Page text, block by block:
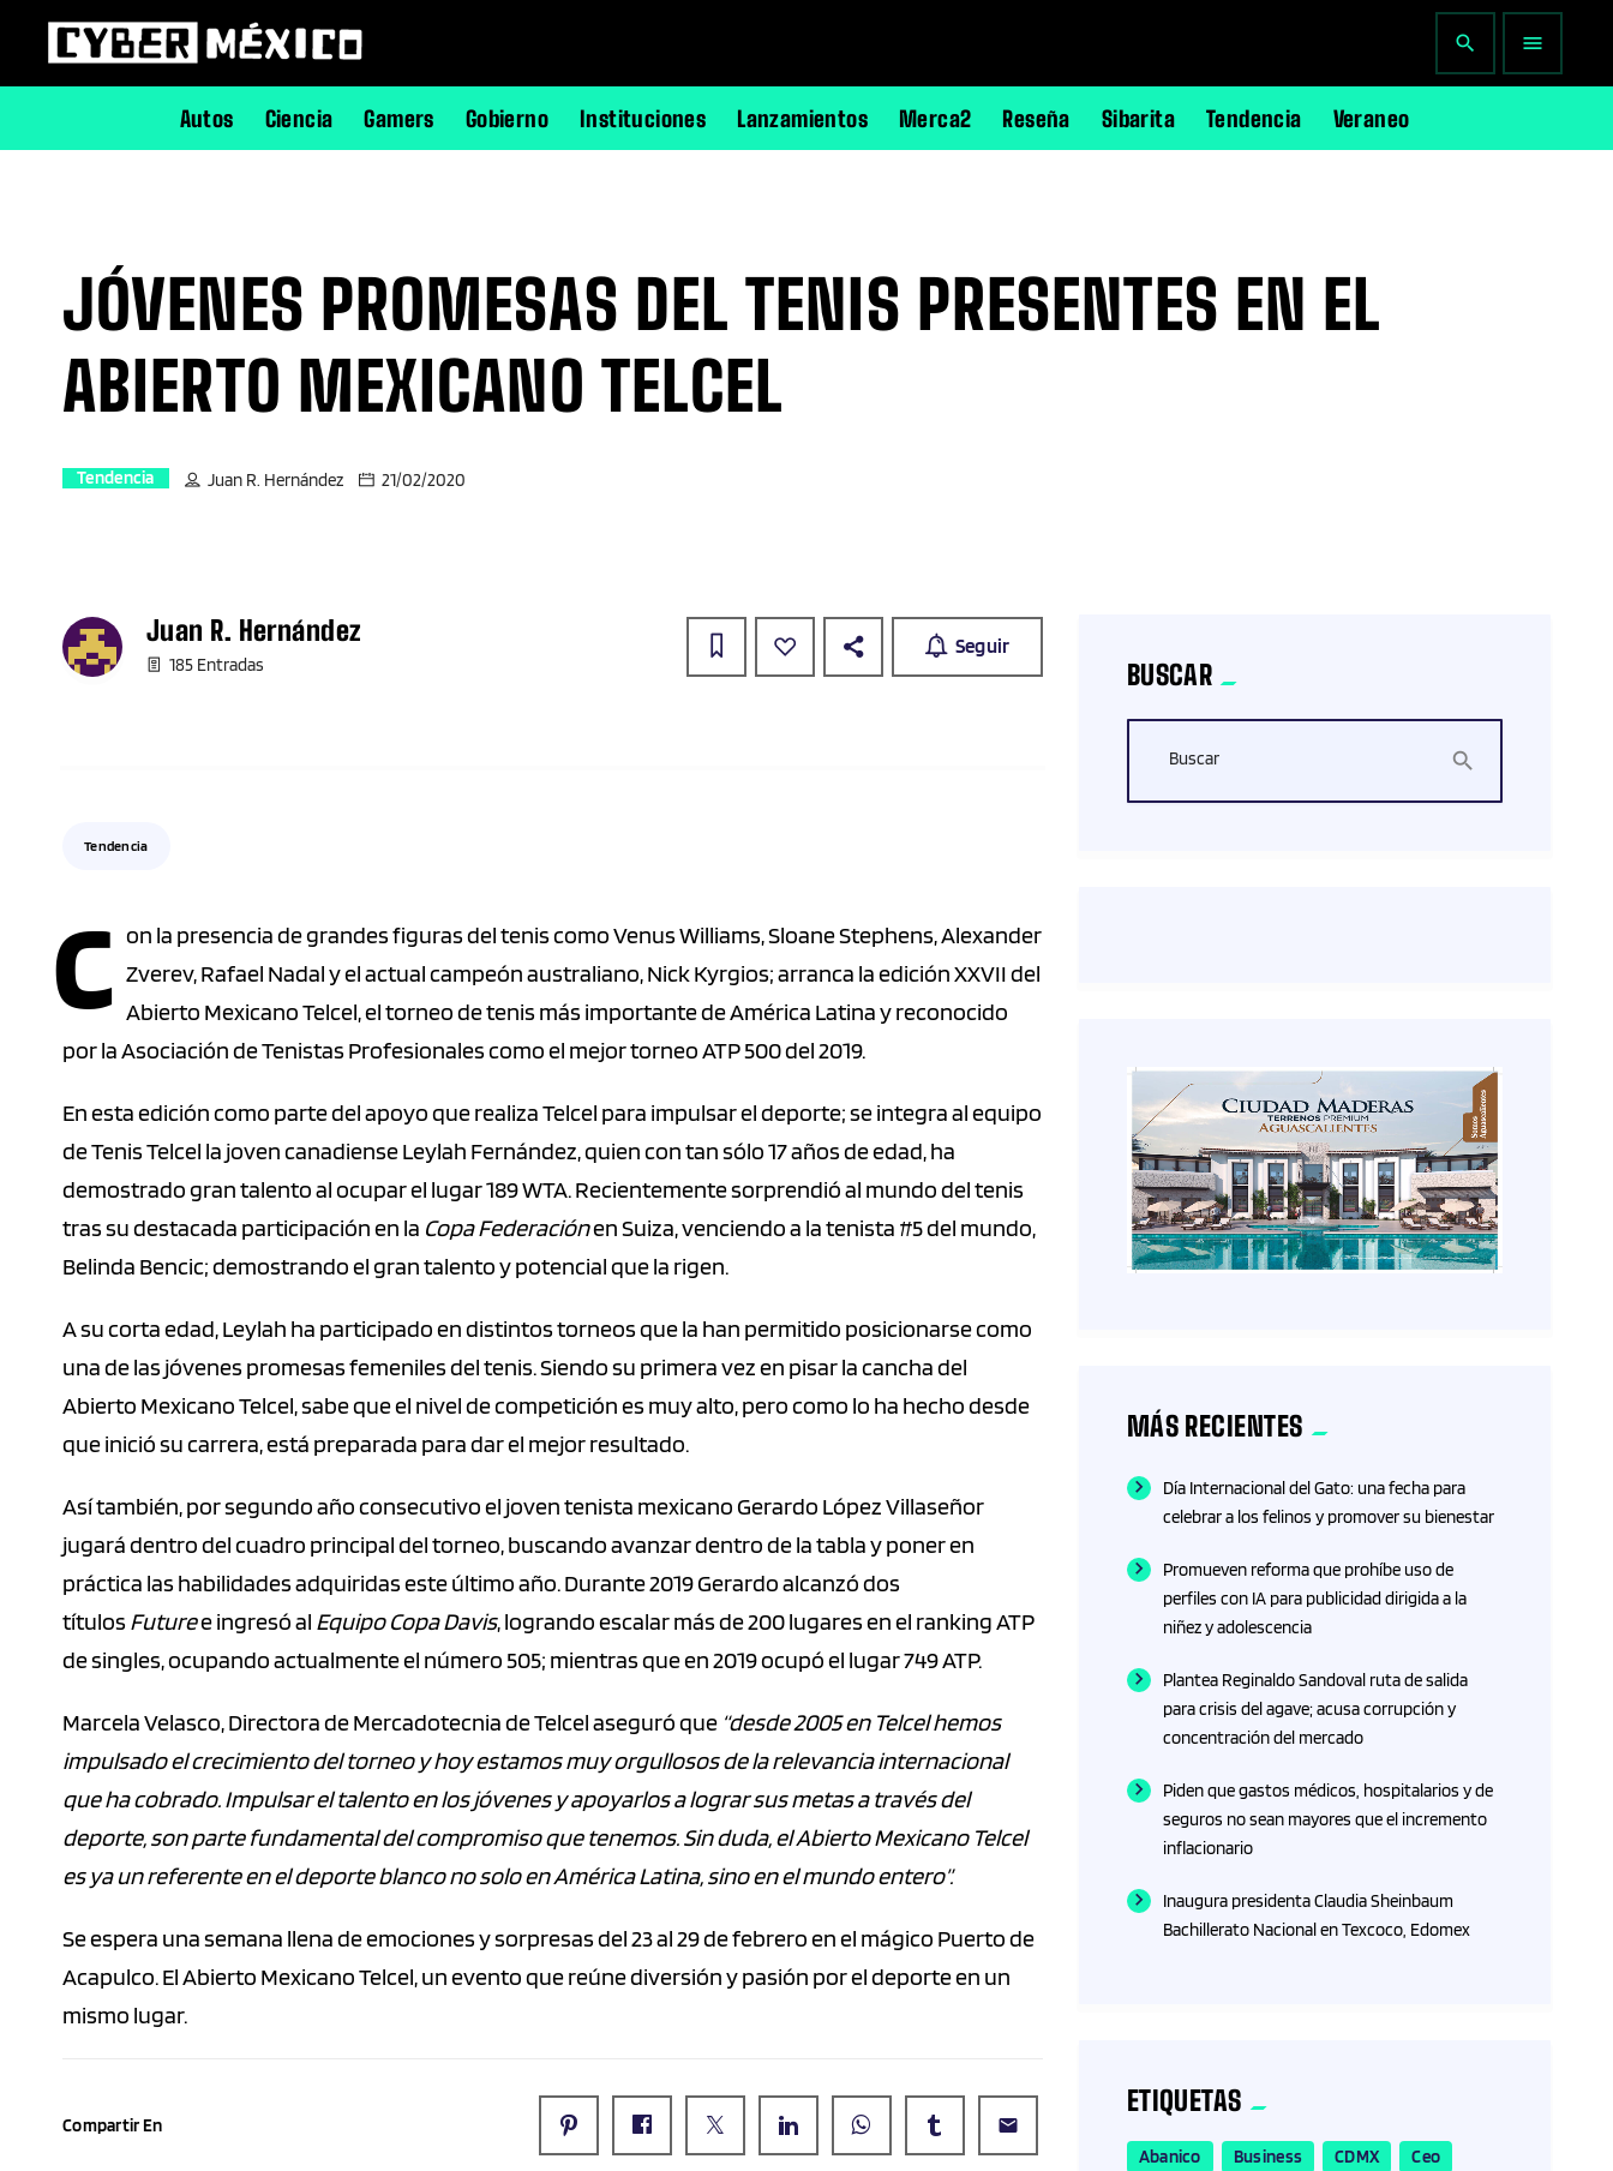
Autos Ciencia Gamers Gobierno Instituciones Lanzamientos Merca2 Reseña Sibarita Tendencia Veraneo
search menu
JÓVENES PROMESAS DEL TENIS PRESENTES EN EL
ABIERTO MEXICANO TELCEL
Tendencia Juan R. Hernández 21/02/2020
Juan R. Hernández
185 Entradas
Seguir
Tendencia
C on la presencia de grandes figuras del tenis como Venus Williams, Sloane Stephens, Alexander
Zverev, Rafael Nadal y el actual campeón australiano, Nick Kyrgios; arranca la edición XXVII del
Abierto Mexicano Telcel, el torneo de tenis más importante de América Latina y reconocido
por la Asociación de Tenistas Profesionales como el mejor torneo ATP 500 del 2019.
En esta edición como parte del apoyo que realiza Telcel para impulsar el deporte; se integra al equipo
de Tenis Telcel la joven canadiense Leylah Fernández, quien con tan sólo 17 años de edad, ha
demostrado gran talento al ocupar el lugar 189 WTA. Recientemente sorprendió al mundo del tenis
tras su destacada participación en la Copa Federaciónen Suiza, venciendo a la tenista #5 del mundo,
Belinda Bencic; demostrando el gran talento y potencial que la rigen.
A su corta edad, Leylah ha participado en distintos torneos que la han permitido posicionarse como
una de las jóvenes promesas femeniles del tenis. Siendo su primera vez en pisar la cancha del
Abierto Mexicano Telcel, sabe que el nivel de competición es muy alto, pero como lo ha hecho desde
que inició su carrera, está preparada para dar el mejor resultado.
Así también, por segundo año consecutivo el joven tenista mexicano Gerardo López Villaseñor
jugará dentro del cuadro principal del torneo, buscando avanzar dentro de la tabla y poner en
práctica las habilidades adquiridas este último año. Durante 2019 Gerardo alcanzó dos
títulos Futuree ingresó al Equipo Copa Davis, logrando escalar más de 200 lugares en el ranking ATP
de singles, ocupando actualmente el número 505; mientras que en 2019 ocupó el lugar 749 ATP.
Marcela Velasco, Directora de Mercadotecnia de Telcel aseguró que “desde 2005 en Telcel hemos
impulsado el crecimiento del torneo y hoy estamos muy orgullosos de la relevancia internacional
que ha cobrado. Impulsar el talento en los jóvenes y apoyarlos a lograr sus metas a través del
deporte, son parte fundamental del compromiso que tenemos. Sin duda, el Abierto Mexicano Telcel
es ya un referente en el deporte blanco no solo en América Latina, sino en el mundo entero”.
Se espera una semana llena de emociones y sorpresas del 23 al 29 de febrero en el mágico Puerto de
Acapulco. El Abierto Mexicano Telcel, un evento que reúne diversión y pasión por el deporte en un
mismo lugar.
Compartir En email
BUSCAR
Buscar search
MÁS RECIENTES
Día Internacional del Gato: una fecha para
celebrar a los felinos y promover su bienestar
Promueven reforma que prohíbe uso de
perfiles con IA para publicidad dirigida a la
niñez y adolescencia
Plantea Reginaldo Sandoval ruta de salida
para crisis del agave; acusa corrupción y
concentración del mercado
Piden que gastos médicos, hospitalarios y de
seguros no sean mayores que el incremento
inflacionario
Inaugura presidenta Claudia Sheinbaum
Bachillerato Nacional en Texcoco, Edomex
ETIQUETAS
Abanico Business CDMX
Ceo